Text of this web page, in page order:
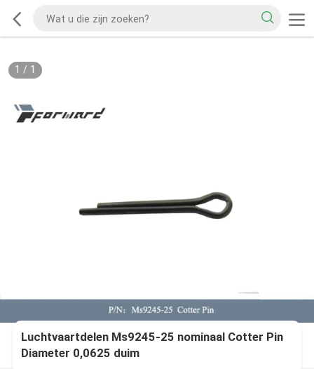
1 / 1
Luchtvaartdelen Ms9245-25 nominaal Cotter Pin
Diameter 0,0625 duim